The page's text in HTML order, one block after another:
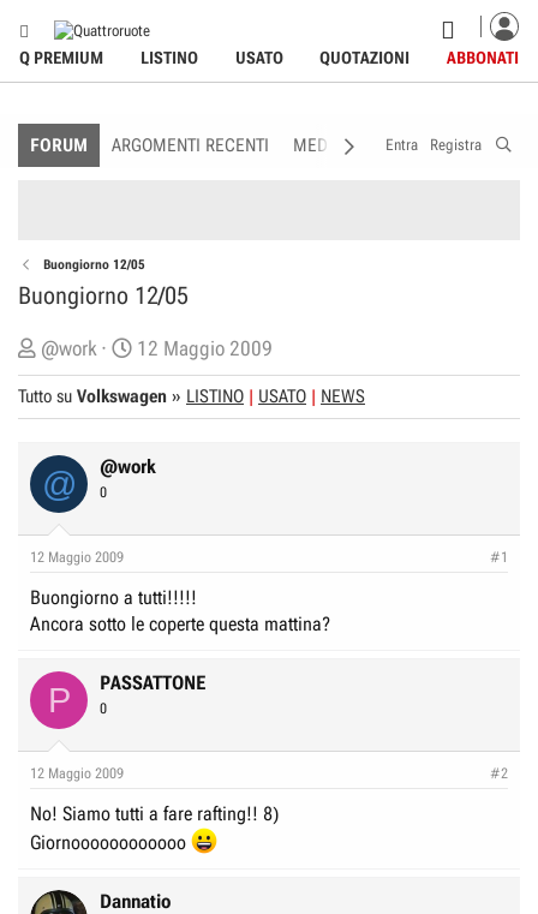
Q PREMIUM LISTINO USATO QUOTAZIONI ABBONATI
FORUM ARGOMENTI RECENTI MEDIA MEMBRI
Entra Registra
Buongiorno 12/05
Buongiorno 12/05
C
r
e
t
o
e
i
s
s
s
i
o
n
@work
D
a
t
d
z
i
12 Maggio 2009
Tutto su Volkswagen » LISTINO USATO NEWS
@ @work
0
12 Maggio 2009 #1
Buongiorno a tutti!!!!!
Ancora sotto le coperte questa mattina?
P PASSATTONE
0
12 Maggio 2009 #2
No! Siamo tutti a fare rafting!! 8)
Giornoooooooooooo
Dannatio